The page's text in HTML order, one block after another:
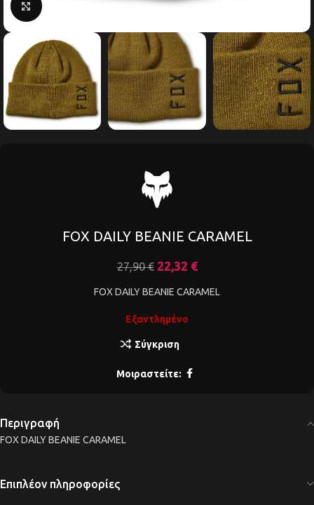
Κάντε κλικ για μεγέθυνση
FOX DAILY BEANIE CARAMEL
27,90€ 22,32 €
FOX DAILY BEANIE CARAMEL
Εξαντλημένο
Σύγκριση
Μοιραστείτε:
Περιγραφή
FOX DAILY BEANIE CARAMEL
Επιπλέον πληροφορίες